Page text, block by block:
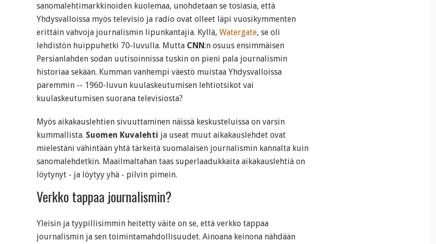
sanomalehtimarkkinoiden kuolemaa, unohdetaan se tosiasia, että
Yhdysvalloissa myös televisio ja radio ovat olleet läpi vuosikymmenten
erittäin vahvoja journalismin lipunkantajia. Kyllä, Watergate, se oli
lehdistön huippuhetki 70-luvulla. Mutta CNN:n osuus ensimmäisen
Persianlahden sodan uutisoinnissa tuskin on pieni pala journalismin
historiaa sekään. Kumman vanhempi väestö muistaa Yhdysvalloissa
paremmin -- 1960-luvun kuulaskeutumisen lehtiotsikot vai
kuulaskeutumisen suorana televisiosta?
Myös aikakauslehtien sivuuttaminen näissä keskusteluissa on varsin
kummallista. Suomen Kuvalehti ja useat muut aikakauslehdet ovat
mielestäni vähintään yhtä tärkeitä suomalaisen journalismin kannalta kuin
sanomalehdetkin. Maailmaltahan taas superlaadukkaita aikakauslehtiä on
löytynyt - ja löytyy yhä - pilvin pimein.
Verkko tappaa journalismin?
Yleisin ja tyypillisimmin heitetty väite on se, että verkko tappaa
journalismin ja sen toimintamahdollisuudet. Ainoana keinona nähdään